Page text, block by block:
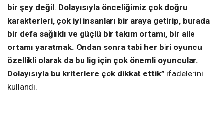
bir şey değil. Dolayısıyla önceliğimiz çok doğru
karakterleri, çok iyi insanları bir araya getirip, burada
bir defa sağlıklı ve güçlü bir takım ortamı, bir aile
ortamı yaratmak. Ondan sonra tabi her biri oyuncu
özellikli olarak da bu lig için çok önemli oyuncular.
Dolayısıyla bu kriterlere çok dikkat ettik” ifadelerini
kullandı.